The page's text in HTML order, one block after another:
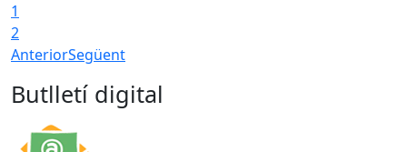
1
2
AnteriorSegüent
Butlletí digital